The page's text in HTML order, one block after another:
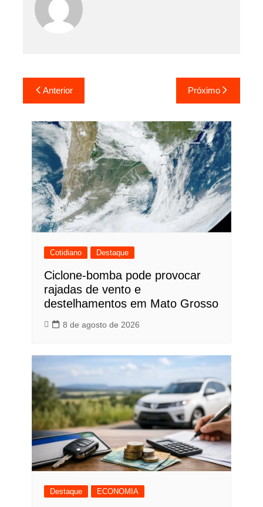
Navegação
de
Post
Anterior Próximo
Cotidiano Destaque
Ciclone-bomba pode provocar
rajadas de vento e
destelhamentos em Mato Grosso
8 de agosto de 2026
Destaque ECONOMIA